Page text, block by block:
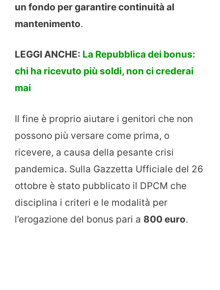
un fondo per garantire continuità al
mantenimento.
LEGGI ANCHE: La Repubblica dei bonus:
chi ha ricevuto più soldi, non ci crederai
mai
Il fine è proprio aiutare i genitori che non
possono più versare come prima, o
ricevere, a causa della pesante crisi
pandemica. Sulla Gazzetta Ufficiale del 26
ottobre è stato pubblicato il DPCM che
disciplina i criteri e le modalità per
l’erogazione del bonus pari a 800 euro.